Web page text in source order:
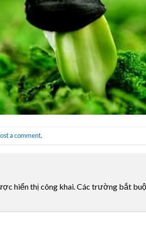
a comment.
hiển thị công khai.Các trường bắt